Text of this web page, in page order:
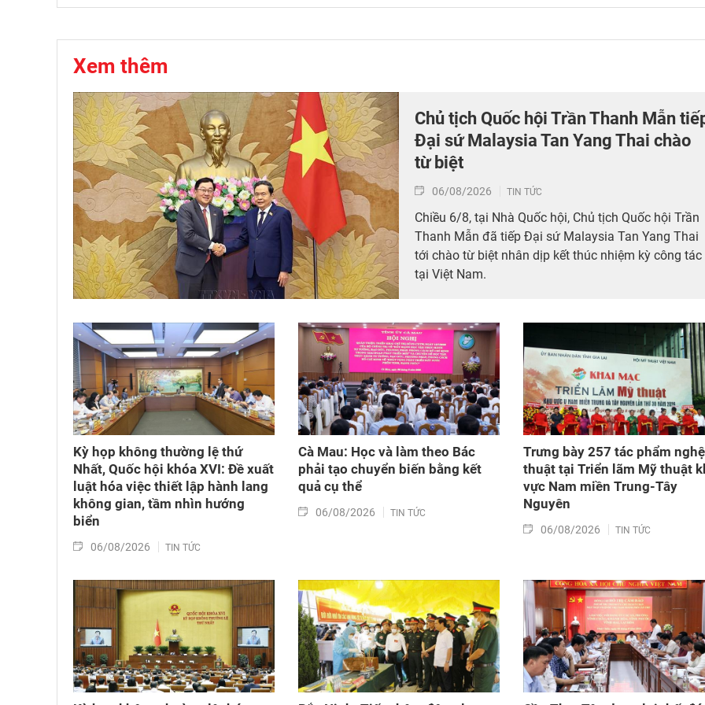
Xem thêm
Chủ tịch Quốc hội Trần Thanh Mẫn
Đại sứ Malaysia Tan Yang Thai chào
từ biệt
06/08/2026 TIN TỨC
Chiều 6/8, tại Nhà Quốc hội, Chủ tịch Quốc hội Trần
Thanh Mẫn đã tiếp Đại sứ Malaysia Tan Yang Thai
tới chào từ biệt nhân dịp kết thúc nhiệm kỳ công tác
tại Việt Nam.
Kỳ họp không thường lệ thứ
Nhất, Quốc hội khóa XVI: Đề xuất
luật hóa việc thiết lập hành lang
không gian, tầm nhìn hướng
biển
06/08/2026 TIN TỨC
Cà Mau: Học và làm theo Bác
phải tạo chuyển biến bằng kết
quả cụ thể
06/08/2026 TIN TỨC
Trưng bày 257 tác phẩm nghệ
thuật tại Triển lãm Mỹ thuật
vực Nam miền Trung-Tây
Nguyên
06/08/2026 TIN TỨC